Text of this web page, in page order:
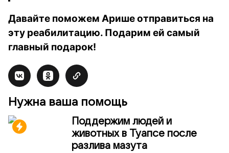
Давайте поможем Арише отправиться на
эту реабилитацию. Подарим ей самый
главный подарок!
Нужна ваша помощь
Поддержим людей и
животных в Туапсе после
разлива мазута